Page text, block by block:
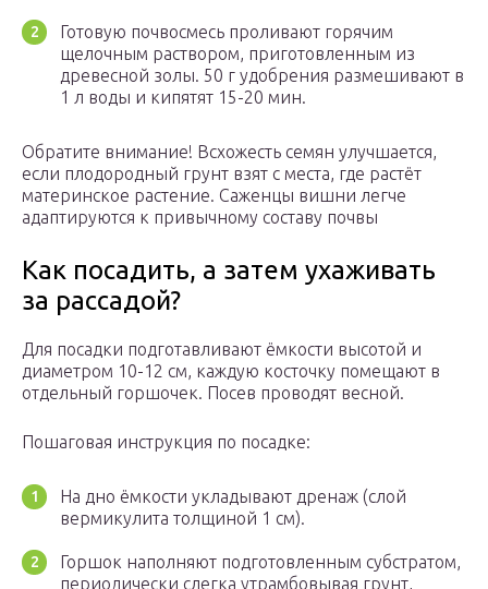
Готовую почвосмесь проливают горячим
щелочным раствором, приготовленным из
древесной золы. 50 г удобрения размешивают в
1 л воды и кипятят 15-20 мин.
Обратите внимание! Всхожесть семян улучшается,
если плодородный грунт взят с места, где растёт
материнское растение. Саженцы вишни легче
адаптируются к привычному составу почвы
Как посадить, а затем ухаживать
за рассадой?
Для посадки подготавливают ёмкости высотой и
диаметром 10-12 см, каждую косточку помещают в
отдельный горшочек. Посев проводят весной.
Пошаговая инструкция по посадке:
На дно ёмкости укладывают дренаж (слой
вермикулита толщиной 1 см).
Горшок наполняют подготовленным субстратом,
периодически слегка утрамбовывая грунт,